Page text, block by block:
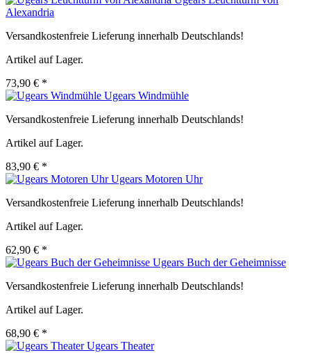
Alexandria
Versandkostenfreie Lieferung innerhalb Deutschlands!
Artikel auf Lager.
73,90 € *
Ugears Windmühle
Versandkostenfreie Lieferung innerhalb Deutschlands!
Artikel auf Lager.
83,90 € *
Ugears Motoren Uhr
Versandkostenfreie Lieferung innerhalb Deutschlands!
Artikel auf Lager.
62,90 € *
Ugears Buch der Geheimnisse
Versandkostenfreie Lieferung innerhalb Deutschlands!
Artikel auf Lager.
68,90 € *
Ugears Theater